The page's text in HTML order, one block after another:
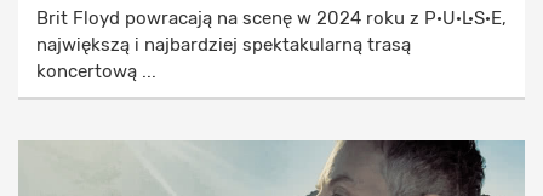
Brit Floyd powracają na scenę w 2024 roku z P·U·L·S·E,
największą i najbardziej spektakularną trasą
koncertową ...